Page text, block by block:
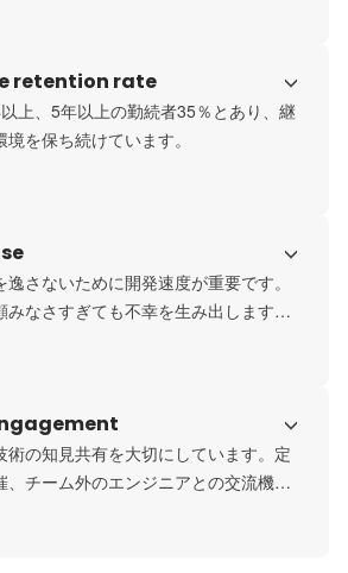
retention rate
上、5年以上の勤続者35％とあり、継
を保ち続けています。
さないために開発速度が重要です。
みなさすぎても不幸を生み出します。
術の知見共有を大切にしています。定
、チーム外のエンジニアとの交流機会